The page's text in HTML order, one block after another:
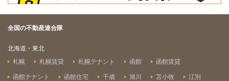
全国の不動産連合隊
北海道・東北
札幌
札幌賃貸 札幌テナント 函館 函館賃貸
函館テナント 函館住宅 千歳 旭川 苫小牧 江別